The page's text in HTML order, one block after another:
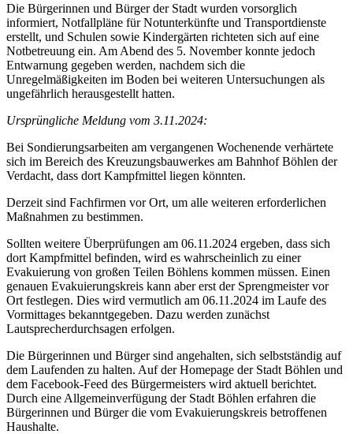
Die Bürgerinnen und Bürger der Stadt wurden vorsorglich
informiert, Notfallpläne für Notunterkünfte und Transportdienste
erstellt, und Schulen sowie Kindergärten richteten sich auf eine
Notbetreuung ein. Am Abend des 5. November konnte jedoch
Entwarnung gegeben werden, nachdem sich die
Unregelmäßigkeiten im Boden bei weiteren Untersuchungen als
ungefährlich herausgestellt hatten.
Ursprüngliche Meldung vom 3.11.2024:
Bei Sondierungsarbeiten am vergangenen Wochenende verhärtete
sich im Bereich des Kreuzungsbauwerkes am Bahnhof Böhlen der
Verdacht, dass dort Kampfmittel liegen könnten.
Derzeit sind Fachfirmen vor Ort, um alle weiteren erforderlichen
Maßnahmen zu bestimmen.
Sollten weitere Überprüfungen am 06.11.2024 ergeben, dass sich
dort Kampfmittel befinden, wird es wahrscheinlich zu einer
Evakuierung von großen Teilen Böhlens kommen müssen. Einen
genauen Evakuierungskreis kann aber erst der Sprengmeister vor
Ort festlegen. Dies wird vermutlich am 06.11.2024 im Laufe des
Vormittages bekanntgegeben. Dazu werden zunächst
Lautsprecherdurchsagen erfolgen.
Die Bürgerinnen und Bürger sind angehalten, sich selbstständig auf
dem Laufenden zu halten. Auf der Homepage der Stadt Böhlen und
dem Facebook-Feed des Bürgermeisters wird aktuell berichtet.
Durch eine Allgemeinverfügung der Stadt Böhlen erfahren die
Bürgerinnen und Bürger die vom Evakuierungskreis betroffenen
Haushalte.